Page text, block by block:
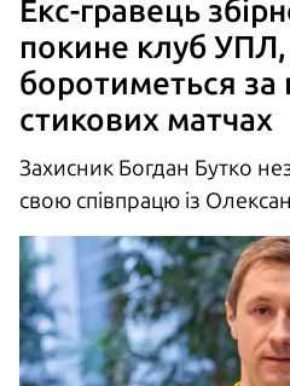
Екс-гравець
покине клуб
боротиметься
стикових матчах
Захисник Богдан Бутко
свою співпрацю із